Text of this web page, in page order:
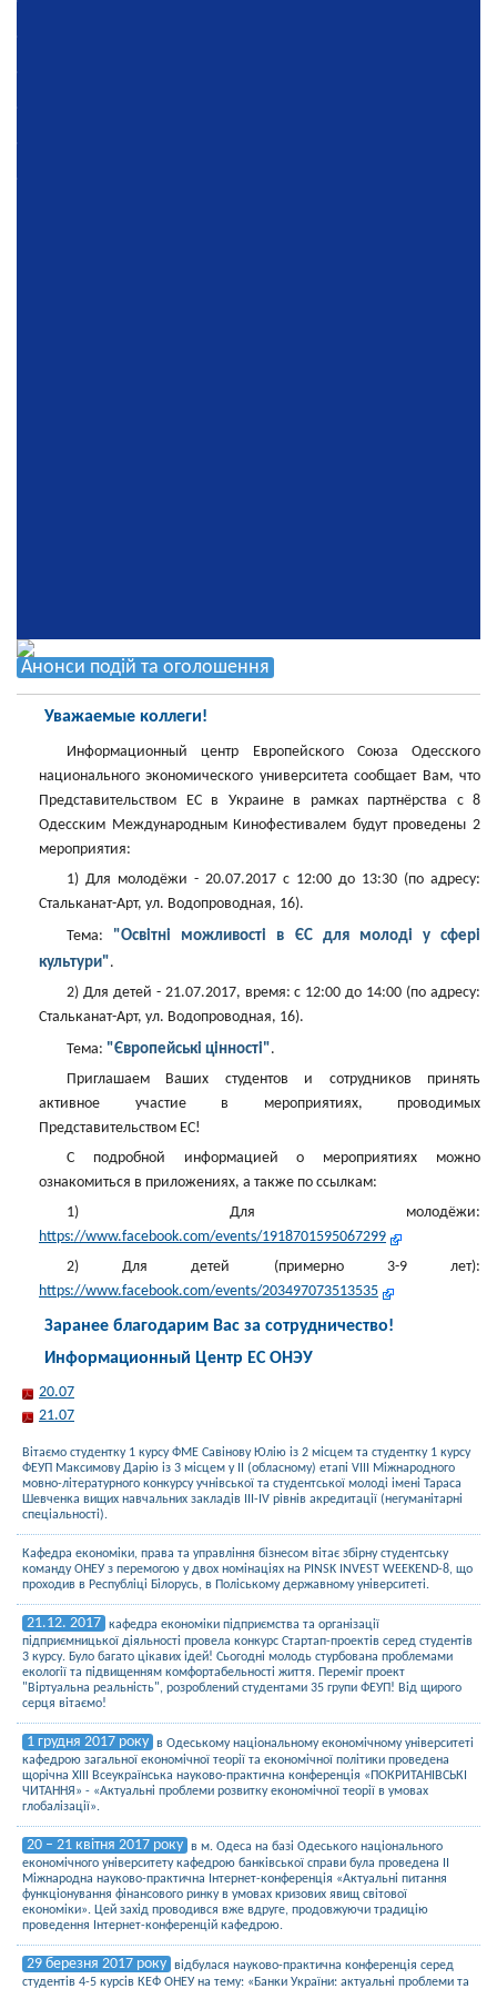
Анонси подій та оголошення
Уважаемые коллеги!
Информационный центр Европейского Союза Одесского
национального экономического университета сообщает Вам, что
Представительством ЕС в Украине в рамках партнёрства с 8
Одесским Международным Кинофестивалем будут проведены 2
мероприятия:
1) Для молодёжи - 20.07.2017 с 12:00 до 13:30 (по адресу:
Стальканат-Арт, ул. Водопроводная, 16).
Тема: "Освітні можливості в ЄС для молоді у сфері
культури".
2) Для детей - 21.07.2017, время: с 12:00 до 14:00 (по адресу:
Стальканат-Арт, ул. Водопроводная, 16).
Тема: "Європейські цінності".
Приглашаем Ваших студентов и сотрудников принять
активное участие в мероприятиях, проводимых
Представительством ЕС!
С подробной информацией о мероприятиях можно
ознакомиться в приложениях, а также по ссылкам:
1) Для молодёжи:
https://www.facebook.com/events/1918701595067299
2) Для детей (примерно 3-9 лет):
https://www.facebook.com/events/203497073513535
Заранее благодарим Вас за сотрудничество!
Информационный Центр ЕС ОНЭУ
20.07
21.07
Вітаємо студентку 1 курсу ФМЕ Савінову Юлію із 2 місцем та студентку 1 курсу
ФЕУП Максимову Дарію із 3 місцем у ІІ (обласному) етапі VIII Міжнародного
мовно-літературного конкурсу учнівської та студентської молоді імені Тараса
Шевченка вищих навчальних закладів ІІІ-IV рівнів акредитації (негуманітарні
спеціальності).
Кафедра економіки, права та управління бізнесом вітає збірну студентську
команду ОНЕУ з перемогою у двох номінаціях на PINSK INVEST WEEKEND-8, що
проходив в Республіці Білорусь, в Поліському державному університеті.
21.12. 2017 кафедра економіки підприємства та організації
підприємницької діяльності провела конкурс Стартап-проектів серед студентів
3 курсу. Було багато цікавих ідей! Сьогодні молодь стурбована проблемами
екології та підвищенням комфортабельності життя. Переміг проект
"Віртуальна реальність", розроблений студентами 35 групи ФЕУП! Від щирого
серця вітаємо!
1 грудня 2017 року в Одеському національному економічному університеті
кафедрою загальної економічної теорії та економічної політики проведена
щорічна ХІІІ Всеукраїнська науково-практична конференція «ПОКРИТАНІВСЬКІ
ЧИТАННЯ» - «Актуальні проблеми розвитку економічної теорії в умовах
глобалізації».
20 – 21 квітня 2017 року в м. Одеса на базі Одеського національного
економічного університету кафедрою банківської справи була проведена ІІ
Міжнародна науково-практична Інтернет-конференція «Актуальні питання
функціонування фінансового ринку в умовах кризових явищ світової
економіки». Цей захід проводився вже вдруге, продовжуючи традицію
проведення Інтернет-конференцій кафедрою.
29 березня 2017 року відбулася науково-практична конференція серед
студентів 4-5 курсів КЕФ ОНЕУ на тему: «Банки України: актуальні проблеми та